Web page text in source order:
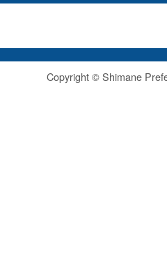
Copyright © Shimane